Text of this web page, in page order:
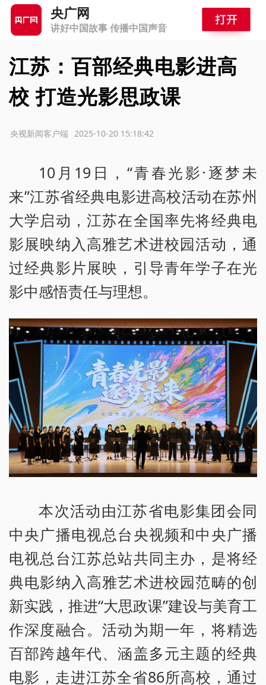
央广网
讲好中国故事 传播中国声音
江苏：百部经典电影进高
校 打造光影思政课
2025-10-20 15:18:42
央视新闻客户端
10月19日，“青春光影·逐梦未
来”江苏省经典电影进高校活动在苏州
大学启动，江苏在全国率先将经典电
影展映纳入高雅艺术进校园活动，通
过经典影片展映，引导青年学子在光
影中感悟责任与理想。
本次活动由江苏省电影集团会同
中央广播电视总台央视频和中央广播
电视总台江苏总站共同主办，是将经
典电影纳入高雅艺术进校园范畴的创
新实践，推进“大思政课”建设与美育工
作深度融合。活动为期一年，将精选
百部跨越年代、涵盖多元主题的经典
电影，走进江苏全省86所高校，通过